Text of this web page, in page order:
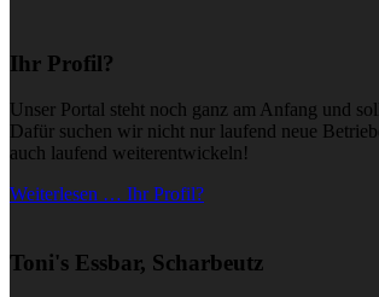
Ihr Profil?
Unser Portal steht noch ganz am Anfang und
Dafür suchen wir nicht nur laufend neue
auch laufend weiterentwickeln!
Weiterlesen … Ihr Profil?
Toni's Essbar, Scharbeutz